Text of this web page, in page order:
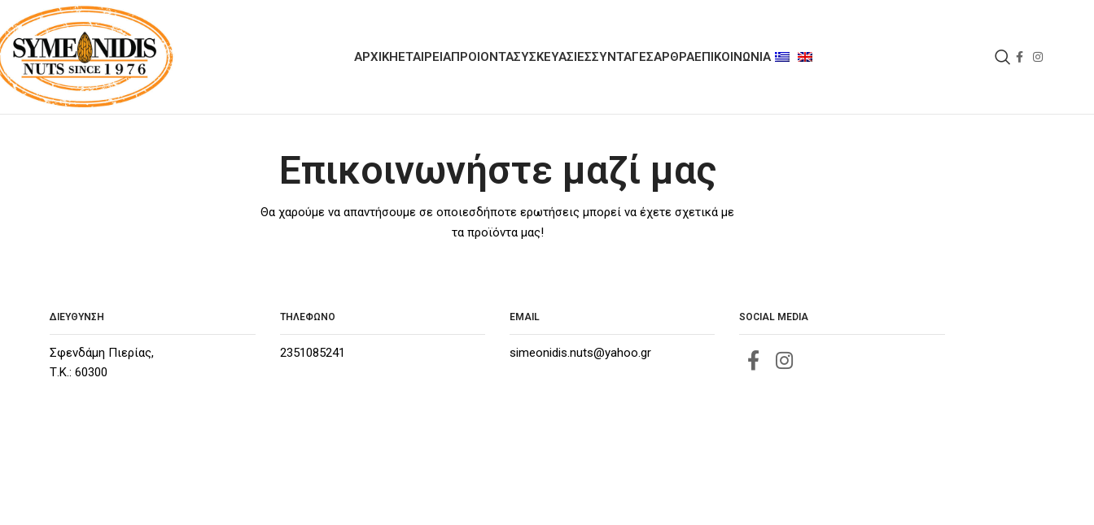
ΑΡΧΙΚΗΕΤΑΙΡΕΙΑΠΡΟΙΟΝΤΑΣΥΣΚΕΥΑΣΙΕΣΣΥΝΤΑΓΕΣΑΡΘΡΑΕΠΙΚΟΙΝΩΝΙΑ
Επικοινωνήστε μαζί μας
Θα χαρούμε να απαντήσουμε σε οποιεσδήποτε ερωτήσεις μπορεί να έχετε σχετικά με
τα προϊόντα μας!
ΔΙΕΥΘΥΝΣΗ
Σφενδάμη Πιερίας,
Τ.Κ.: 60300
ΤΗΛΕΦΩΝΟ
2351085241
EMAIL
simeonidis.nuts@yahoo.gr
SOCIAL MEDIA